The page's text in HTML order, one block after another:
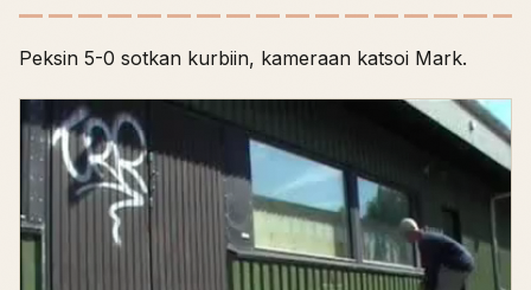
Peksin 5-0 sotkan kurbiin, kameraan katsoi Mark.